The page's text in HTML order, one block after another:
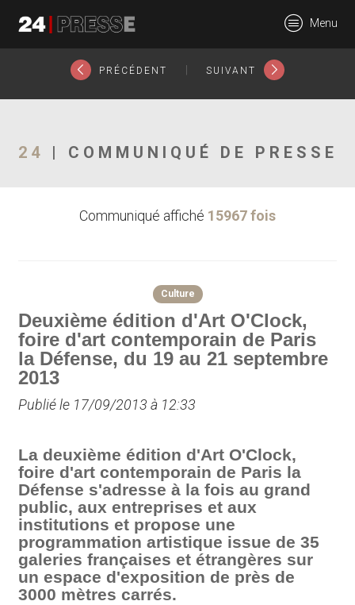
24Presse -
Communiqués de
Menu
PRÉCÉDENT SUIVANT
24 | COMMUNIQUÉ DE PRESSE
Communiqué affiché 15967 fois
Culture
Deuxième édition d'Art O'Clock,
foire d'art contemporain de Paris
la Défense, du 19 au 21 septembre
2013
Publié le 17/09/2013 à 12:33
La deuxième édition d'Art O'Clock,
foire d'art contemporain de Paris la
Défense s'adresse à la fois au grand
public, aux entreprises et aux
institutions et propose une
programmation artistique issue de 35
galeries françaises et étrangères sur
un espace d'exposition de près de
3000 mètres carrés.